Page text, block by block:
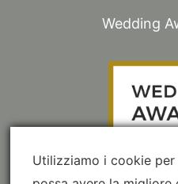
Wedding
Utilizziamo i cookie per